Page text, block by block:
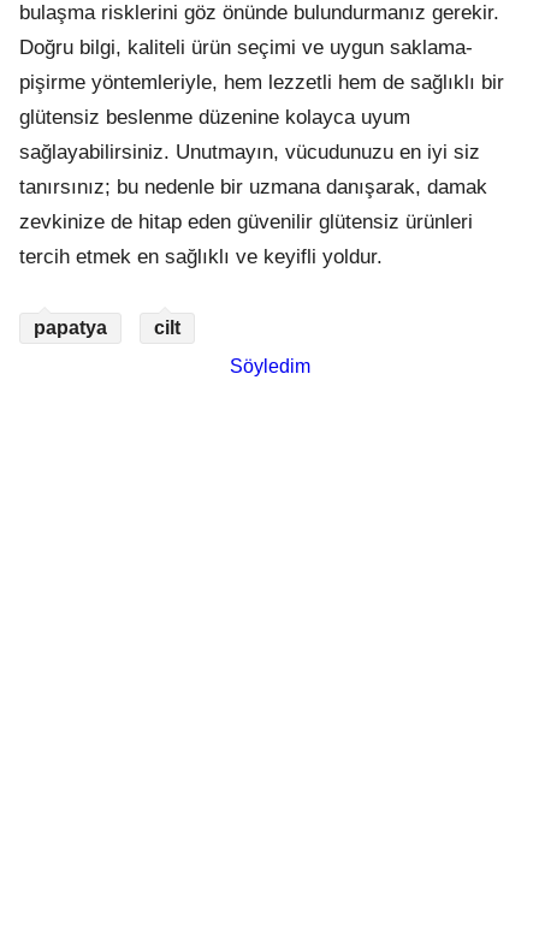
bulaşma risklerini göz önünde bulundurmanız gerekir.
Doğru bilgi, kaliteli ürün seçimi ve uygun saklama-
pişirme yöntemleriyle, hem lezzetli hem de sağlıklı bir
glütensiz beslenme düzenine kolayca uyum
sağlayabilirsiniz. Unutmayın, vücudunuzu en iyi siz
tanırsınız; bu nedenle bir uzmana danışarak, damak
zevkinize de hitap eden güvenilir glütensiz ürünleri
tercih etmek en sağlıklı ve keyifli yoldur.
papatya
cilt
Söyledim